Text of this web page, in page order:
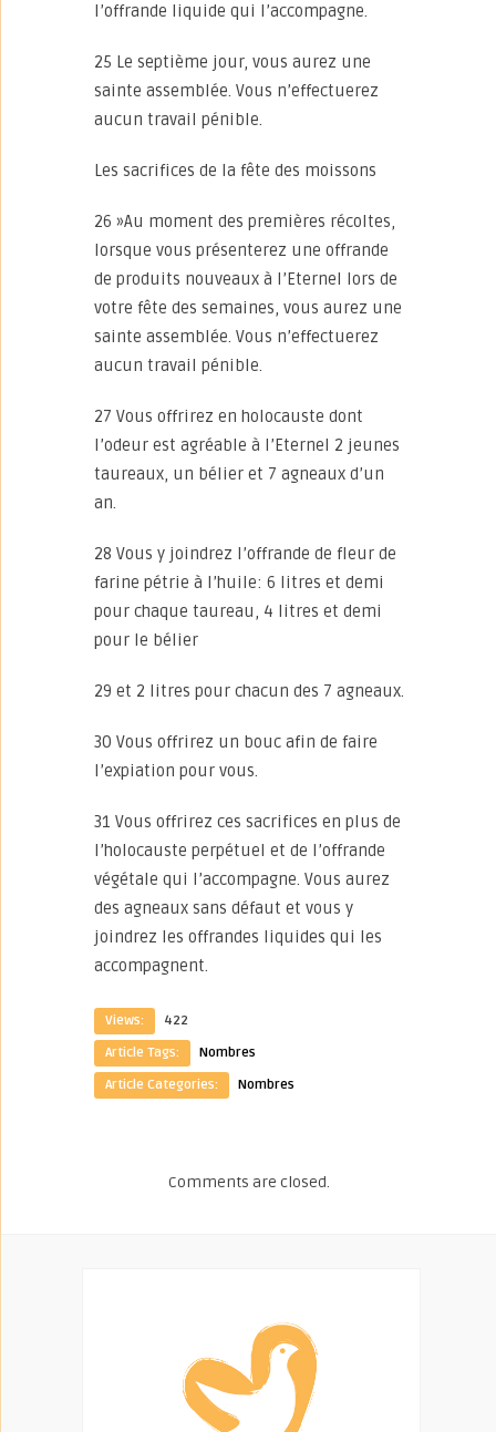
l’offrande liquide qui l’accompagne.
25 Le septième jour, vous aurez une
sainte assemblée. Vous n’effectuerez
aucun travail pénible.
Les sacrifices de la fête des moissons
26 »Au moment des premières récoltes,
lorsque vous présenterez une offrande
de produits nouveaux à l’Eternel lors de
votre fête des semaines, vous aurez une
sainte assemblée. Vous n’effectuerez
aucun travail pénible.
27 Vous offrirez en holocauste dont
l’odeur est agréable à l’Eternel 2 jeunes
taureaux, un bélier et 7 agneaux d’un
an.
28 Vous y joindrez l’offrande de fleur de
farine pétrie à l’huile: 6 litres et demi
pour chaque taureau, 4 litres et demi
pour le bélier
29 et 2 litres pour chacun des 7 agneaux.
30 Vous offrirez un bouc afin de faire
l’expiation pour vous.
31 Vous offrirez ces sacrifices en plus de
l’holocauste perpétuel et de l’offrande
végétale qui l’accompagne. Vous aurez
des agneaux sans défaut et vous y
joindrez les offrandes liquides qui les
accompagnent.
Views:
422
Article Tags:
Nombres
Article Categories:
Nombres
Comments are closed.